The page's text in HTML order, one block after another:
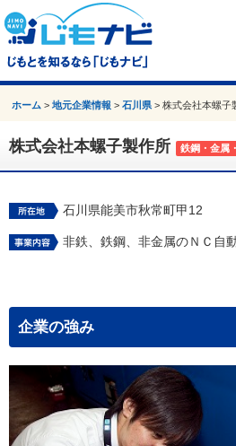
ホーム >地元企業情報 >石川県 >株式会社本螺子
株式会社本螺子製作所 鉄鋼・金属
石川県能美市秋常町甲12
非鉄、鉄鋼、非金属のＮＣ自
企業の強み